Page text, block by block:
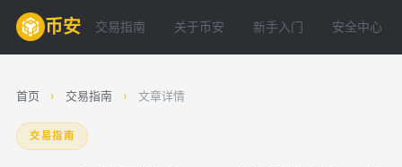
币安 交易指南 关于币安 新手入门 安全中心
首页 › 交易指南 › 文章详情
交易指南